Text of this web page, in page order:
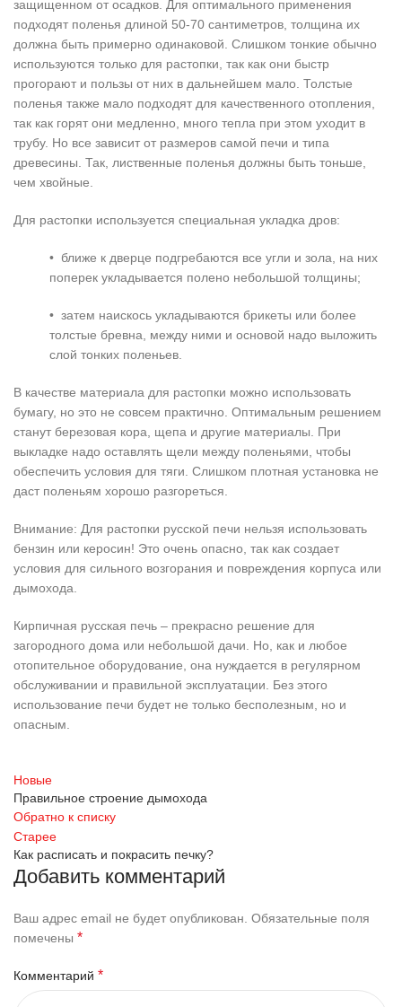
защищенном от осадков. Для оптимального применения
подходят поленья длиной 50-70 сантиметров, толщина их
должна быть примерно одинаковой. Слишком тонкие обычно
используются только для растопки, так как они быстр
прогорают и пользы от них в дальнейшем мало. Толстые
поленья также мало подходят для качественного отопления,
так как горят они медленно, много тепла при этом уходит в
трубу. Но все зависит от размеров самой печи и типа
древесины. Так, лиственные поленья должны быть тоньше,
чем хвойные.
Для растопки используется специальная укладка дров:
• ближе к дверце подгребаются все угли и зола, на них
поперек укладывается полено небольшой толщины;
• затем наискось укладываются брикеты или более
толстые бревна, между ними и основой надо выложить
слой тонких поленьев.
В качестве материала для растопки можно использовать
бумагу, но это не совсем практично. Оптимальным решением
станут березовая кора, щепа и другие материалы. При
выкладке надо оставлять щели между поленьями, чтобы
обеспечить условия для тяги. Слишком плотная установка не
даст поленьям хорошо разгореться.
Внимание: Для растопки русской печи нельзя использовать
бензин или керосин! Это очень опасно, так как создает
условия для сильного возгорания и повреждения корпуса или
дымохода.
Кирпичная русская печь – прекрасно решение для
загородного дома или небольшой дачи. Но, как и любое
отопительное оборудование, она нуждается в регулярном
обслуживании и правильной эксплуатации. Без этого
использование печи будет не только бесполезным, но и
опасным.
Новые
Правильное строение дымохода
Обратно к списку
Старее
Как расписать и покрасить печку?
Добавить комментарий
Ваш адрес email не будет опубликован. Обязательные поля
помечены *
Комментарий *